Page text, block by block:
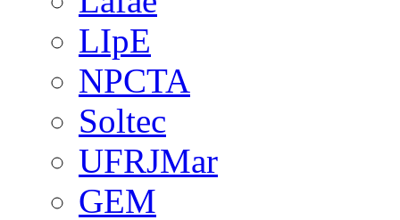
LIpE
NPCTA
Soltec
UFRJMar
GEM